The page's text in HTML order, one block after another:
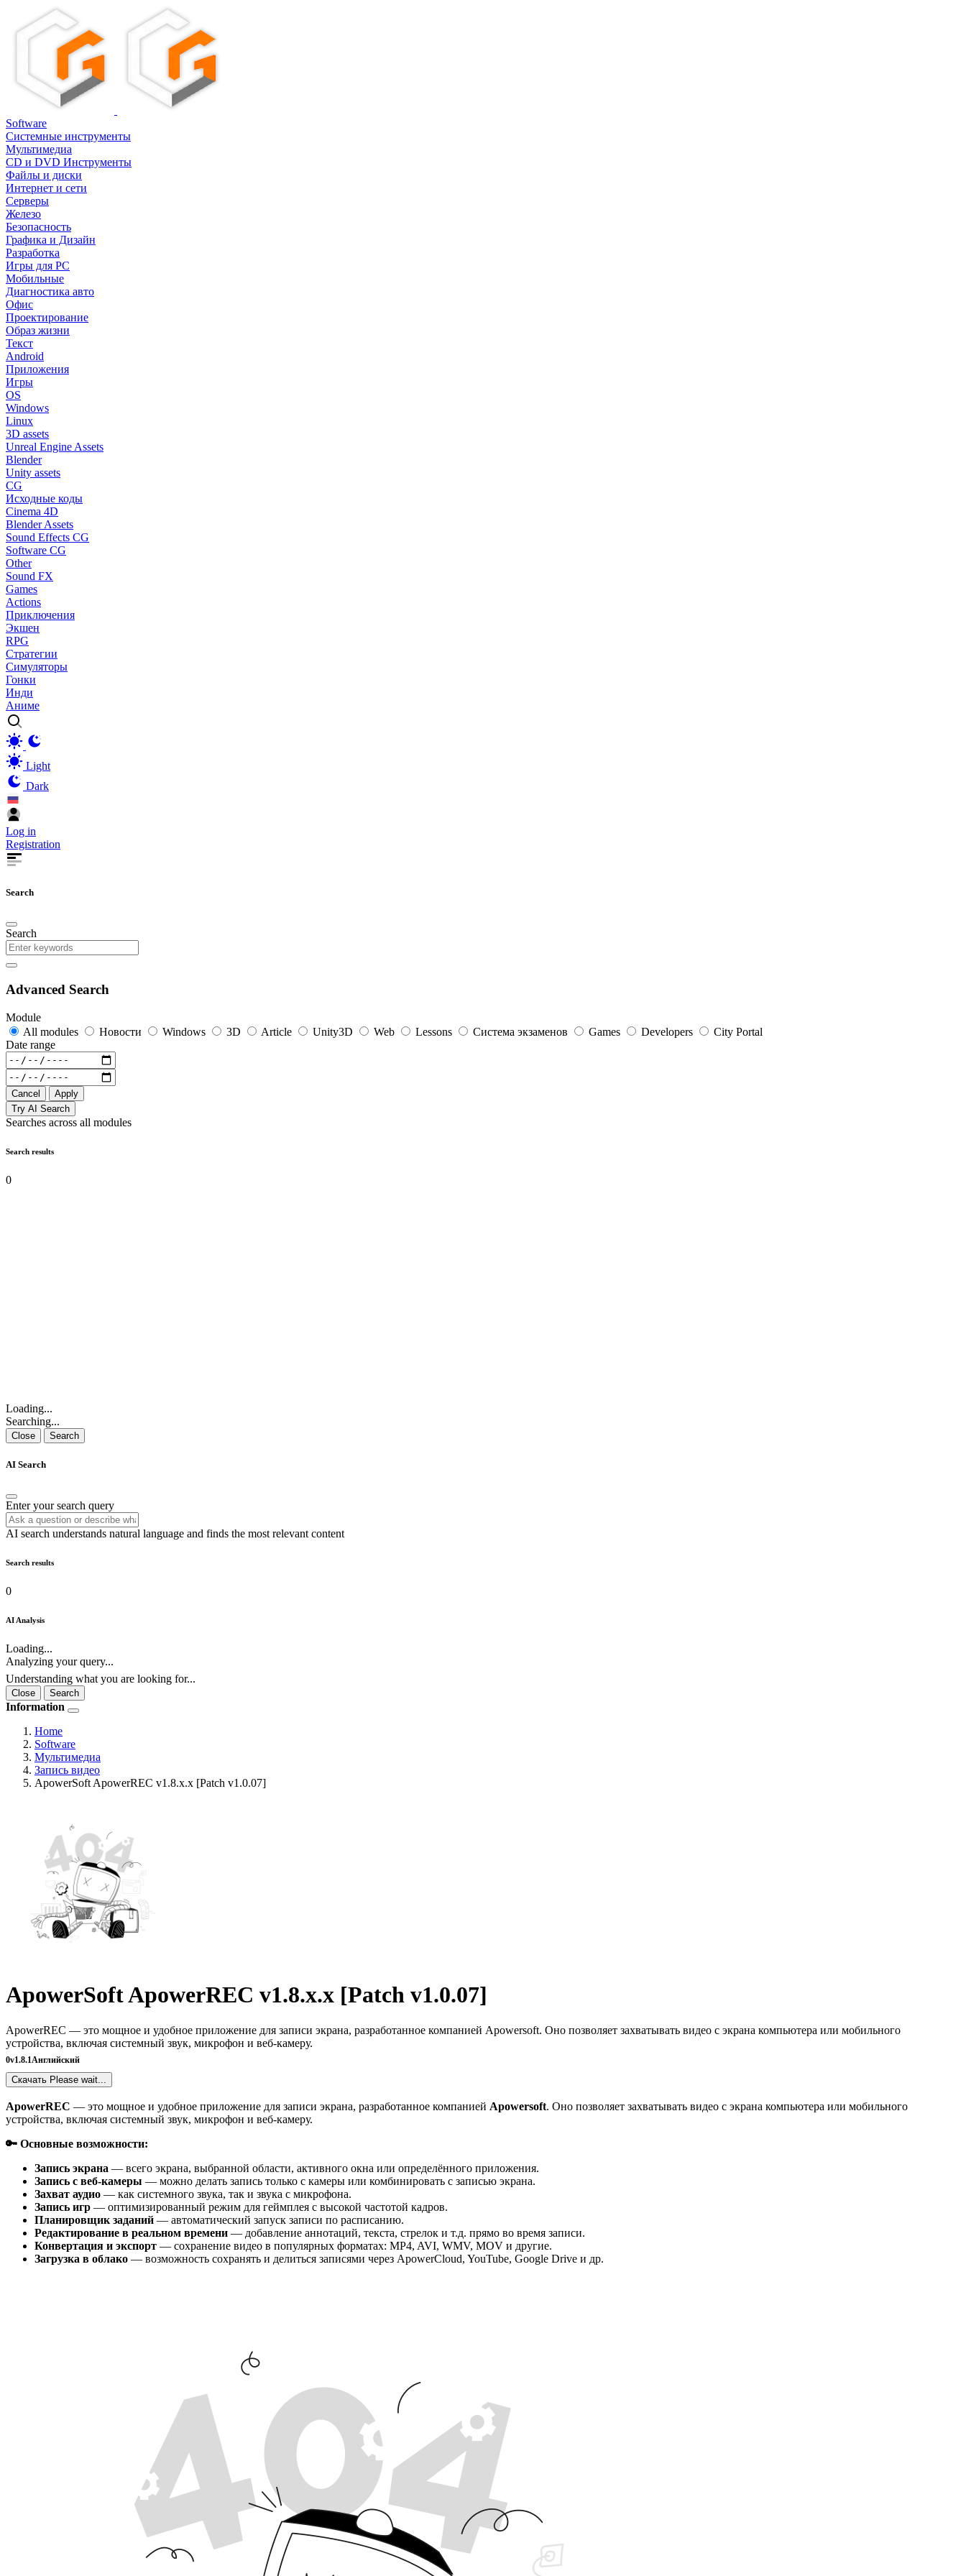
Software
Системные инструменты
Мультимедиа
CD и DVD Инструменты
Файлы и диски
Интернет и сети
Серверы
Железо
Безопасность
Графика и Дизайн
Разработка
Игры для PC
Мобильные
Диагностика авто
Офис
Проектирование
Образ жизни
Текст
Android
Приложения
Игры
OS
Windows
Linux
3D assets
Unreal Engine Assets
Blender
Unity assets
CG
Исходные коды
Cinema 4D
Blender Assets
Sound Effects CG
Software CG
Other
Sound FX
Games
Actions
Приключения
Экшен
RPG
Стратегии
Симуляторы
Гонки
Инди
Аниме
Light
Dark
Log in
Registration
Search
Search
Advanced Search
Module
All modules
Новости Windows 3D Article Unity3D Web Lessons Система экзаменов Games Developers
City Portal
Date range
Cancel
Apply
Try AI Search
Searches across all modules
Search results
0
Loading...
Searching...
Close Search
AI Search
Enter your search query
AI search understands natural language and finds the most relevant content
Search results
0
AI Analysis
Loading...
Analyzing your query...
Understanding what you are looking for...
Close Search
Information
Home
Software
Мультимедиа
Запись видео
ApowerSoft ApowerREC v1.8.x.x [Patch v1.0.07]
ApowerSoft ApowerREC v1.8.x.x [Patch v1.0.07]
ApowerREC — это мощное и удобное приложение для записи экрана, разработанное компанией Apowersoft. Оно позволяет захватывать видео с экрана компьютера или мобильного
устройства, включая системный звук, микрофон и веб-камеру.
0v1.8.1Английский
Скачать Please wait...
ApowerREC — это мощное и удобное приложение для записи экрана, разработанное компанией Apowersoft. Оно позволяет захватывать видео с экрана компьютера или мобильного
устройства, включая системный звук, микрофон и веб-камеру.
🔑 Основные возможности:
Запись экрана — всего экрана, выбранной области, активного окна или определённого приложения.
Запись с веб-камеры — можно делать запись только с камеры или комбинировать с записью экрана.
Захват аудио — как системного звука, так и звука с микрофона.
Запись игр — оптимизированный режим для геймплея с высокой частотой кадров.
Планировщик заданий — автоматический запуск записи по расписанию.
Редактирование в реальном времени — добавление аннотаций, текста, стрелок и т.д. прямо во время записи.
Конвертация и экспорт — сохранение видео в популярных форматах: MP4, AVI, WMV, MOV и другие.
Загрузка в облако — возможность сохранять и делиться записями через ApowerCloud, YouTube, Google Drive и др.